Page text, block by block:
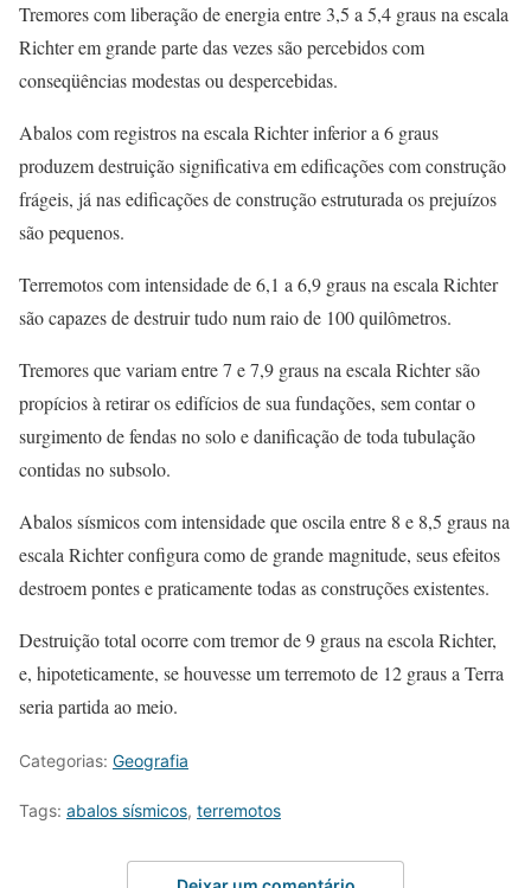
Tremores com liberação de energia entre 3,5 a 5,4 graus na escala
Richter em grande parte das vezes são percebidos com
conseqüências modestas ou despercebidas.
Abalos com registros na escala Richter inferior a 6 graus
produzem destruição significativa em edificações com construção
frágeis, já nas edificações de construção estruturada os prejuízos
são pequenos.
Terremotos com intensidade de 6,1 a 6,9 graus na escala Richter
são capazes de destruir tudo num raio de 100 quilômetros.
Tremores que variam entre 7 e 7,9 graus na escala Richter são
propícios à retirar os edifícios de sua fundações, sem contar o
surgimento de fendas no solo e danificação de toda tubulação
contidas no subsolo.
Abalos sísmicos com intensidade que oscila entre 8 e 8,5 graus na
escala Richter configura como de grande magnitude, seus efeitos
destroem pontes e praticamente todas as construções existentes.
Destruição total ocorre com tremor de 9 graus na escola Richter,
e, hipoteticamente, se houvesse um terremoto de 12 graus a Terra
seria partida ao meio.
Categorias: Geografia
Tags: abalos sísmicos, terremotos